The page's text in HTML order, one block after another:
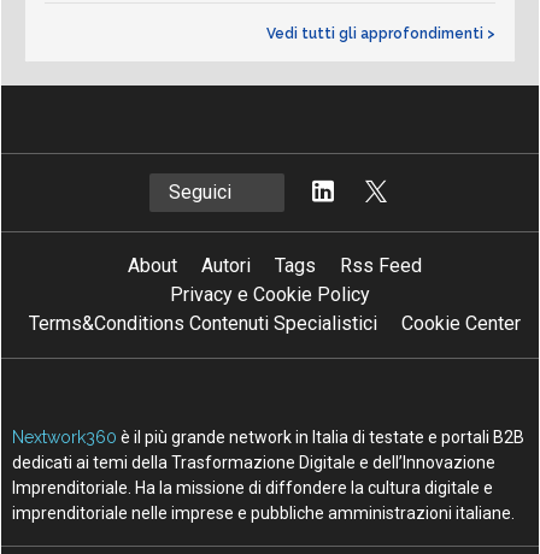
Vedi tutti gli approfondimenti >
Seguici
About Autori Tags
Rss Feed
Privacy e Cookie Policy
Terms&Conditions Contenuti Specialistici
Cookie Center
Nextwork360 è il più grande network in Italia di testate e portali B2B
dedicati ai temi della Trasformazione Digitale e dell’Innovazione
Imprenditoriale. Ha la missione di diffondere la cultura digitale e
imprenditoriale nelle imprese e pubbliche amministrazioni italiane.